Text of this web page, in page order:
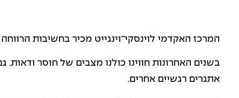
המרכז האקדמי לוינסקי־וינגייט מכיר בחשיבות
בשנים האחרונות חווינו כולנו מצבים של חוסר
אתגרים רגשיים אחרים.